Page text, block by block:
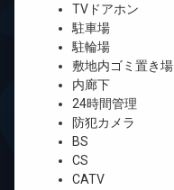
TVドアホン
駐車場
駐輪場
敷地内ゴミ置き場
内廊下
24時間管理
防犯カメラ
BS
CS
CATV